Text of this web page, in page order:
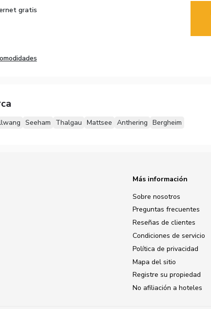
gratis
Seeham Thalgau Mattsee Anthering Bergheim
Más información
Sobre nosotros
Preguntas frecuentes
Reseñas de clientes
Condiciones de servicio
Política de privacidad
Mapa del sitio
Registre su propiedad
No afiliación a hoteles